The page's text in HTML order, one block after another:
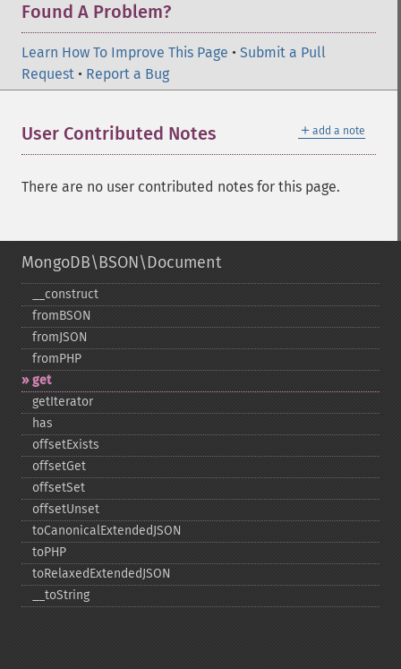
Found A Problem?
Learn How To Improve This Page • Submit a Pull
Request • Report a Bug
＋ add a note
User Contributed Notes
There are no user contributed notes for this page.
MongoDB\BSON\Document
_​_​construct
fromBSON
fromJSON
fromPHP
get
getIterator
has
offsetExists
offsetGet
offsetSet
offsetUnset
toCanonicalExtendedJSON
toPHP
toRelaxedExtendedJSON
_​_​toString